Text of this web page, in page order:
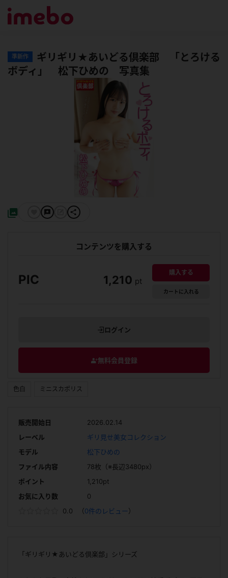
準新作
ギリギリ★あいどる倶楽部 「とろける
ボディ」 松下ひめの 写真集
色白 ミニスカポリス
販売開始日
2026.02.14
レーベル
ギリ見せ美女コレクション
モデル
松下ひめの
ファイル内容
78枚（※長辺3480px）
ポイント
1,210pt
お気に入り数
0
0.0
（0件のレビュー）
「ギリギリ★あいどる倶楽部」シリーズ
コンテンツを購入する
PIC 1,210 pt
購入する
カート に入れる
ログイン
無料会員登録